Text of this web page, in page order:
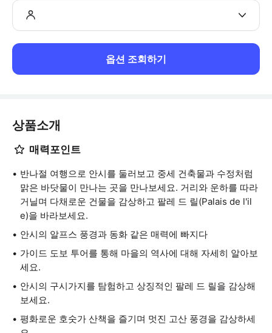
옵션 조회하기
상품소개
매력포인트
반나절 여행으로 안시를 둘러보고 중세 건축물과 수정처럼
맑은 바닷물이 만나는 곳을 만나보세요. 거리와 운하를 따라
거닐며 다채로운 건물을 감상하고 팔레 드 릴(Palais de l'il
e)을 바라보세요.
안시의 알프스 풍경과 동화 같은 매력에 빠지다
가이드 도보 투어를 통해 마을의 역사에 대해 자세히 알아보
세요.
안시의 구시가지를 탐험하고 상징적인 팔레 드 릴을 감상해
보세요.
평화로운 호숫가 산책을 즐기며 멋진 고산 풍경을 감상하세